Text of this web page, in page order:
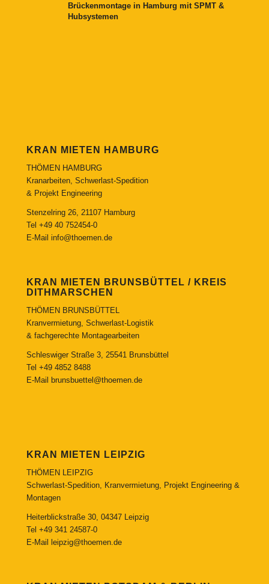
Brückenmontage in Hamburg mit SPMT &
Hubsystemen
KRAN MIETEN HAMBURG
THÖMEN HAMBURG
Kranarbeiten, Schwerlast-Spedition
& Projekt Engineering
Stenzelring 26, 21107 Hamburg
Tel +49 40 752454-0
E-Mail info@thoemen.de
KRAN MIETEN BRUNSBÜTTEL / KREIS
DITHMARSCHEN
THÖMEN BRUNSBÜTTEL
Kranvermietung, Schwerlast-Logistik
& fachgerechte Montagearbeiten
Schleswiger Straße 3, 25541 Brunsbüttel
Tel +49 4852 8488
E-Mail
brunsbuettel@thoemen.de
KRAN MIETEN LEIPZIG
THÖMEN LEIPZIG
Schwerlast-Spedition, Kranvermietung, Projekt Engineering &
Montagen
Heiterblickstraße 30, 04347 Leipzig
Tel +49 341 24587-0
E-Mail
leipzig@thoemen.de